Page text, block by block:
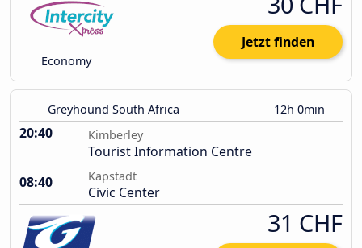
Economy
Jetzt finden
Greyhound South Africa 12h 0min
20:40 Kimberley
Tourist Information Centre
08:40
Kapstadt
Civic Center
31 CHF